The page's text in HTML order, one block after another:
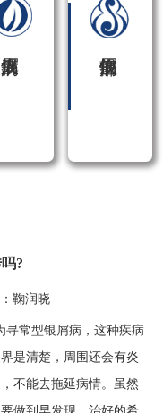
?
鞠润晓
寻常型银屑病，这种疾病
是清楚，周围还会有炎
不能去拖延病情。虽然